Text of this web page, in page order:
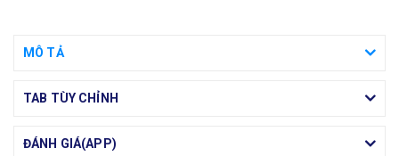
MÔ TẢ
TAB TÙY CHỈNH
ĐÁNH GIÁ(APP)